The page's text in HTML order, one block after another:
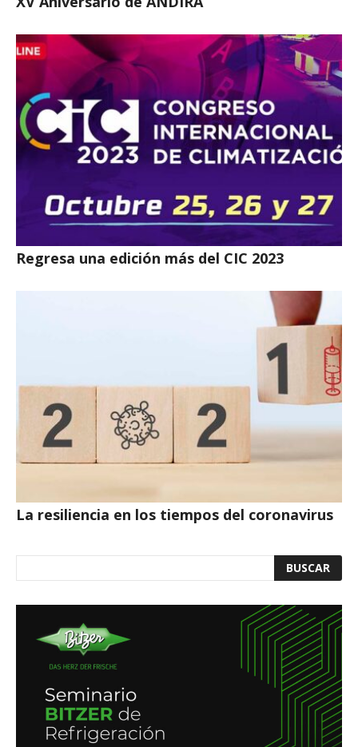
Regresa una edición más del CIC 2023
La resiliencia en los tiempos del coronavirus